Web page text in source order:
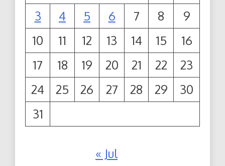
3
4 5 6 7 8
9
10
11 12 13 14 15
16
17
18 19 20 21 22
23
24
25 26 27 28 29
30
31
« Jul